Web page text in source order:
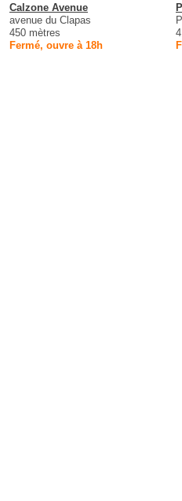
Calzone Avenue
avenue du Clapas
450 mètres
Fermé, ouvre à 18h